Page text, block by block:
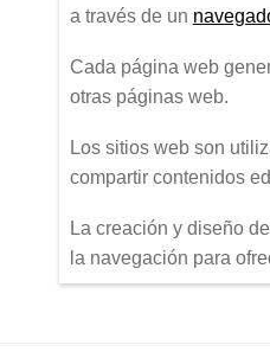
a través de un
Cada página web
otras páginas web.
Los sitios web son
compartir contenidos
La creación y diseño
la navegación para